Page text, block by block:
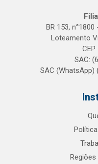
BR 153,
Loteamento
SAC:
SAC (WhatsApp)